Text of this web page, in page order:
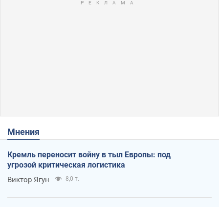
Мнения
Кремль переносит войну в тыл Европы: под
угрозой критическая логистика
Виктор Ягун 8,0 т.